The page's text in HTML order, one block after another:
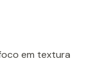
em textura